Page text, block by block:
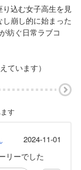
込む女子高生を見
崩し的に始まった
紡ぐ日常ラブコ
ています）
す
2024-11-01
リーでした